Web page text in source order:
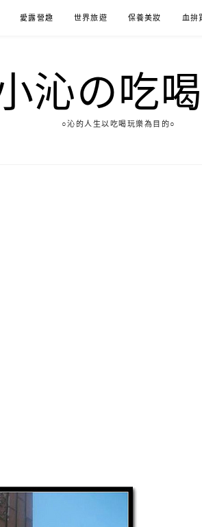
愛露營趣 世界旅遊 保養美妝 血拚
沁の吃
○沁的人生以吃喝玩樂為目的○